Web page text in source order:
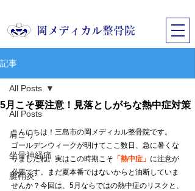
​岡メディカル整骨院
記事
All Posts
肩こり
坐骨神経痛
腱鞘炎
All Posts
5月こそ要注意！見落としがちな熱中症対策
こんにちは！三島市の岡メディカル整骨院です。
ゴールデンウィークが明けてここ数日、急に暑くな
りましたね。実はこの時期こそ 「熱中症」 に注意が
必要です。まだ夏本番ではないからと油断していま
せんか？今回は、5月ならではの熱中症のリスクと、